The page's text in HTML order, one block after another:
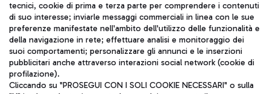
TRAVEL JOURNAL
ITA
tecnici, cookie di prima e terza parte per comprendere i contenuti
di suo interesse; inviarle messaggi commerciali in linea con le sue
preferenze manifestate nell'ambito dell'utilizzo delle funzionalità e
della navigazione in rete; effettuare analisi e monitoraggio dei
suoi comportamenti; personalizzare gli annunci e le inserzioni
pubblicitari anche attraverso interazioni social network (cookie di
profilazione).
Cliccando su "PROSEGUI CON I SOLI COOKIE NECESSARI" o sulla